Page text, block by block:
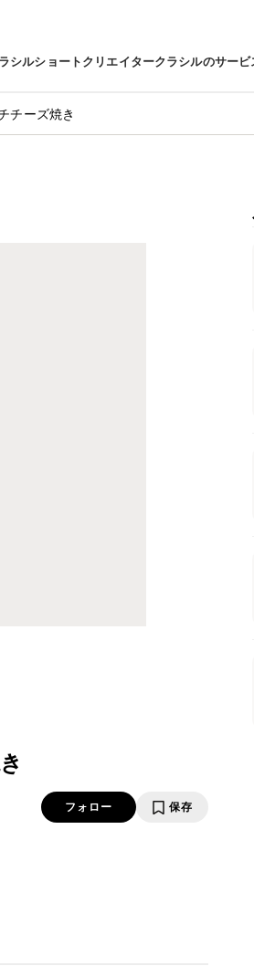
シルショートクリエイタークラシルのサービ
チーズ焼き
フォロー 保存